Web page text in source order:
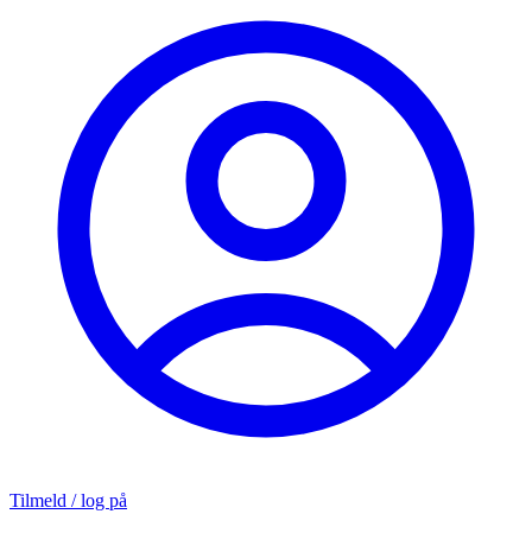
Tilmeld / log på